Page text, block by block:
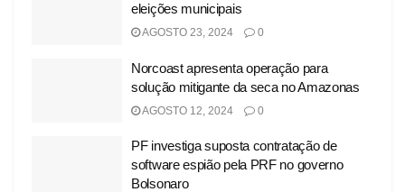
eleições municipais
AGOSTO 23, 2024 0
Norcoast apresenta operação para
solução mitigante da seca no Amazonas
AGOSTO 12, 2024 0
PF investiga suposta contratação de
software espião pela PRF no governo
Bolsonaro